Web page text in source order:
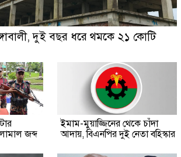
দুই বছর ধরে থমকে ২১ কোটি
জব্দ
ইমাম-মুয়াজ্জিনের থেকে চাঁদা
আদায়, বিএনপির দুই নেতা বহিস্কার